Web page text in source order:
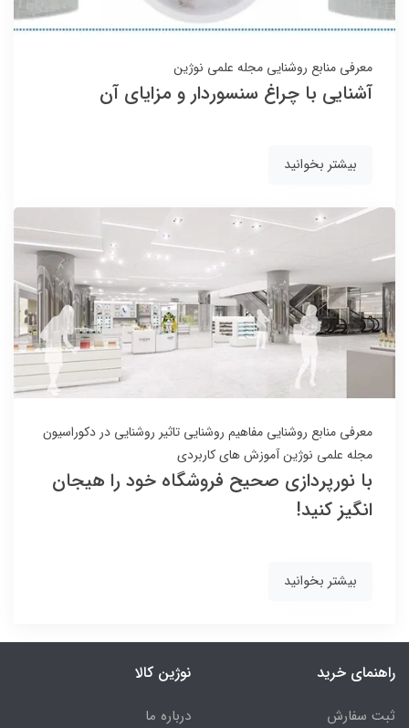
معرفی منابع روشنایی مجله علمی نوژین
آشنایی با چراغ سنسوردار و مزایای آن
بیشتر بخوانید
معرفی منابع روشنایی مفاهیم روشنایی تاثیر روشنایی در دکوراسیون
مجله علمی نوژینآموزش های کاربردی
با نورپردازی صحیح فروشگاه خود را هیجان
انگیز کنید!
بیشتر بخوانید
راهنمای خرید
ثبت سفارش
نوژین کالا
درباره ما